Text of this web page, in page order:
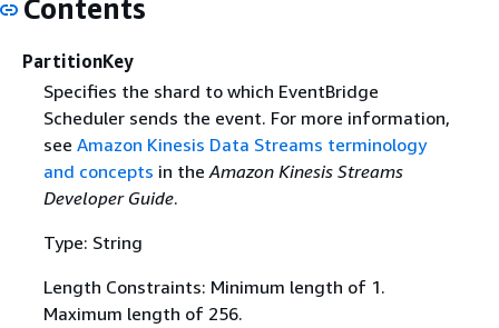
Contents
PartitionKey
Specifies the shard to which EventBridge
Scheduler sends the event. For more information,
see Amazon Kinesis Data Streams terminology
and concepts in the Amazon Kinesis Streams
Developer Guide.
Type: String
Length Constraints: Minimum length of 1.
Maximum length of 256.